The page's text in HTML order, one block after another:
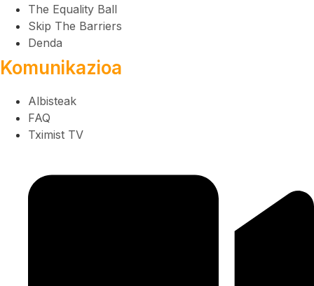
The Equality Ball
Skip The Barriers
Denda
Komunikazioa
Albisteak
FAQ
Tximist TV